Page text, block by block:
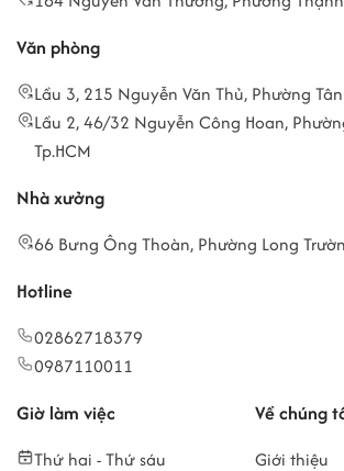
Văn phòng
Lầu 3, 215 Nguyễn Văn Thủ, Phường
Lầu 2, 46/32 Nguyễn Công Hoan,
Tp.HCM
Nhà xưởng
66 Bưng Ông Thoàn, Phường Long
Hotline
02862718379
0987110011
Giờ làm việc
Thứ hai - Thứ sáu
Về chúng
Giới thiệu